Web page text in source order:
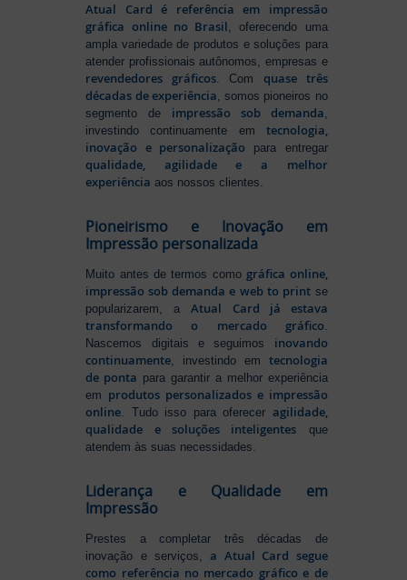
Atual Card é referência em impressão
gráfica online no Brasil, oferecendo uma
ampla variedade de produtos e soluções para
atender profissionais autônomos, empresas e
revendedores gráficos. Comquase três
décadas de experiência, somos pioneiros no
segmento de impressão sob demanda,
investindo continuamente em tecnologia,
inovação e personalização para entregar
qualidade, agilidade e a melhor
experiência aos nossos clientes.
Pioneirismo e Inovação em
Impressão personalizada
Muito antes de termos como gráfica online,
impressão sob demanda e web to printse
popularizarem, aAtual Card já estava
transformando o mercado gráfico
Nascemos digitais e seguimos inovando
continuamente , investindo em tecnologia
de ponta para garantir a melhor experiência
em produtos personalizados e impressão
online . Tudo isso para oferecer agilidade,
qualidade e soluções inteligentes que
atendem às suas necessidades.
Liderança e Qualidade em
Impressão
Prestes a completar três décadas de
inovação e serviços,a Atual Card segue
como referência no mercado gráfico e de